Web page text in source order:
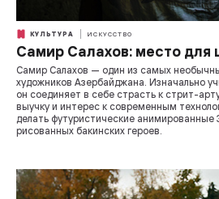
КУЛЬТУРА ИСКУССТВО
Самир Салахов: место для
Самир Салахов — один из самых
художников Азербайджана. Изначально
он соединяет в себе страсть к стрит-
выучку и интерес к современным
делать футуристические анимированные
рисованных бакинских героев.